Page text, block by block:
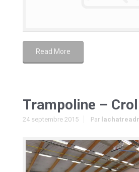
Read More
Trampoline –
24 septembre 2015 Par